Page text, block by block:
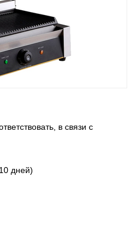
в связи с
дней)